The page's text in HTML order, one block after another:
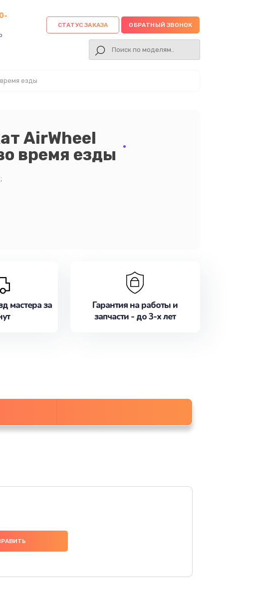
СТАТУС ЗАКАЗА ОБРАТНЫЙ ЗВОНОК
езды
AirWheel
время езды
мастера за
Гарантия на работы и
запчасти - до 3-х лет